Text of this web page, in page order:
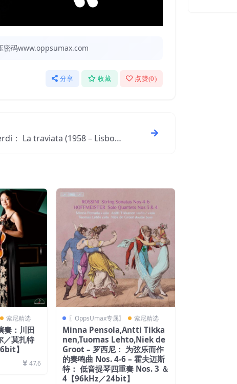
密码www.oppsumax.com
分享 收藏 点赞(0)
： La traviata (1958 – Lisbon)
索尼精选
奏：川田
／莫扎特
】
47.6
〖OppsUmax专属〗 索尼精选
Minna Pensola,Antti Tikka
nen,Tuomas Lehto,Niek de
Groot – 罗西尼： 为弦乐而作
的奏鸣曲 Nos. 4-6 – 霍夫迈斯
特： 低音提琴四重奏 Nos. 3 ＆
4【96kHz／24bit】